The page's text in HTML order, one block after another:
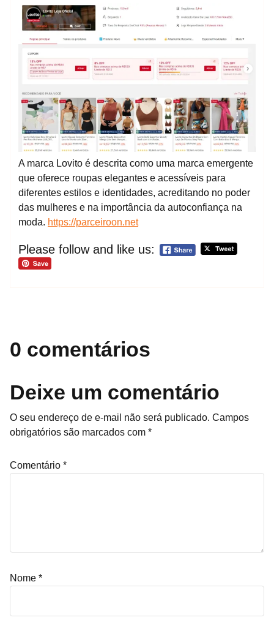
A marca Lovito é descrita como uma marca emergente
que oferece roupas elegantes e acessíveis para
diferentes estilos e identidades, acreditando no poder
das mulheres e na importância da autoconfiança na
moda. https://parceiroon.net
Please follow and like us:
0 comentários
Deixe um comentário
O seu endereço de e-mail não será publicado. Campos
obrigatórios são marcados com *
Comentário *
Nome *